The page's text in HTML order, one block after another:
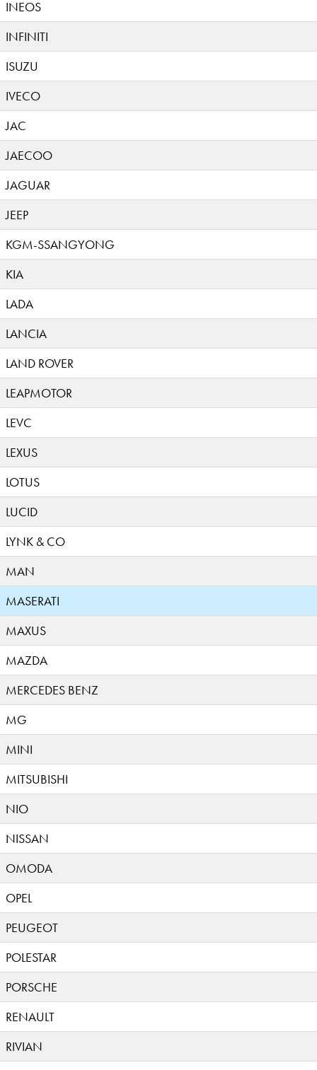
INEOS
INFINITI
ISUZU
IVECO
JAC
JAECOO
JAGUAR
JEEP
KGM-SSANGYONG
KIA
LADA
LANCIA
LAND ROVER
LEAPMOTOR
LEVC
LEXUS
LOTUS
LUCID
LYNK & CO
MAN
MASERATI
MAXUS
MAZDA
MERCEDES BENZ
MG
MINI
MITSUBISHI
NIO
NISSAN
OMODA
OPEL
PEUGEOT
POLESTAR
PORSCHE
RENAULT
RIVIAN